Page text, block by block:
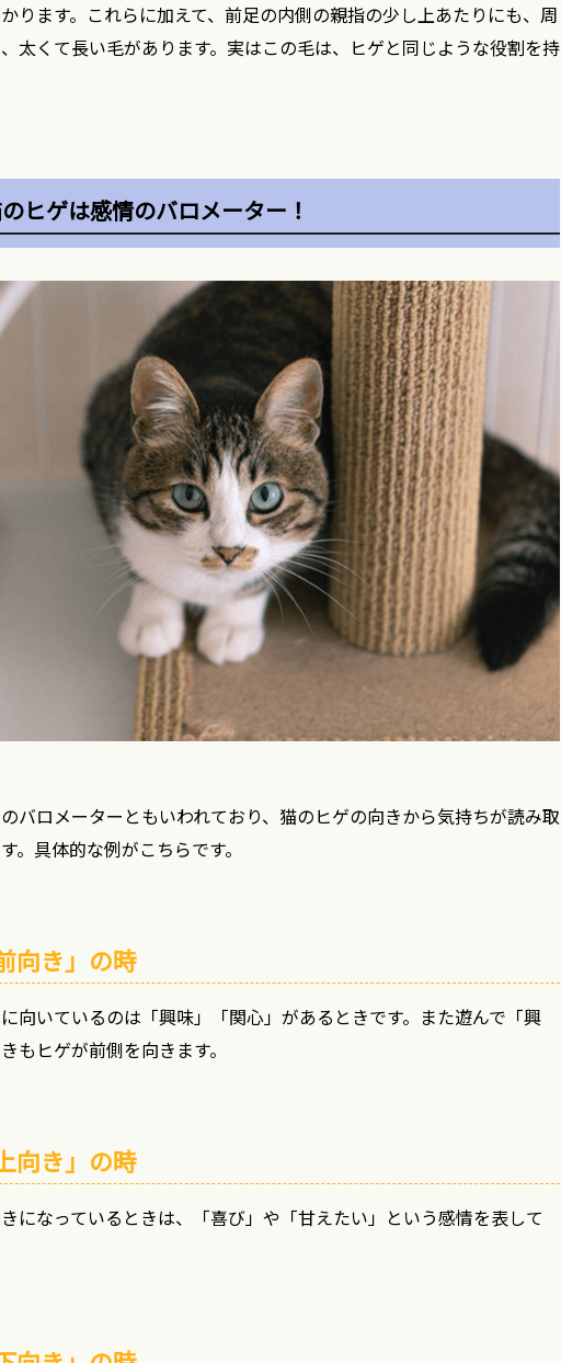
ります。これらに加えて、前足の内側の親指の少し上あたりにも、周
太くて長い毛があります。実はこの毛は、ヒゲと同じような役割を持
ヒゲは感情のバロメーター！
バロメーターともいわれており、猫のヒゲの向きから気持ちが読み取
。具体的な例がこちらです。
向き」の時
向いているのは「興味」「関心」があるときです。また遊んで「興
もヒゲが前側を向きます。
向き」の時
になっているときは、「喜び」や「甘えたい」という感情を表して